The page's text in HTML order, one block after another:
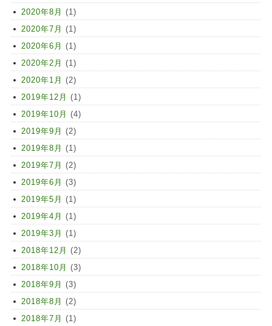
2020年8月 (1)
2020年7月 (1)
2020年6月 (1)
2020年2月 (1)
2020年1月 (2)
2019年12月 (1)
2019年10月 (4)
2019年9月 (2)
2019年8月 (1)
2019年7月 (2)
2019年6月 (3)
2019年5月 (1)
2019年4月 (1)
2019年3月 (1)
2018年12月 (2)
2018年10月 (3)
2018年9月 (3)
2018年8月 (2)
2018年7月 (1)